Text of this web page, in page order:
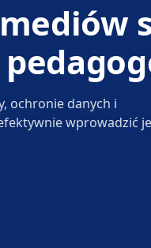
ochronie danych i
wprowadzić